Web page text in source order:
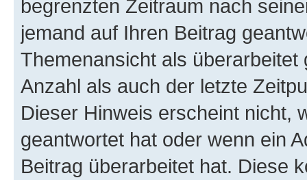
begrenzten Zeitraum nach
jemand auf Ihren Beitrag
Themenansicht als
Anzahl als auch der letzte
Dieser Hinweis erscheint nicht,
geantwortet hat oder wenn ein
Beitrag überarbeitet hat. Diese